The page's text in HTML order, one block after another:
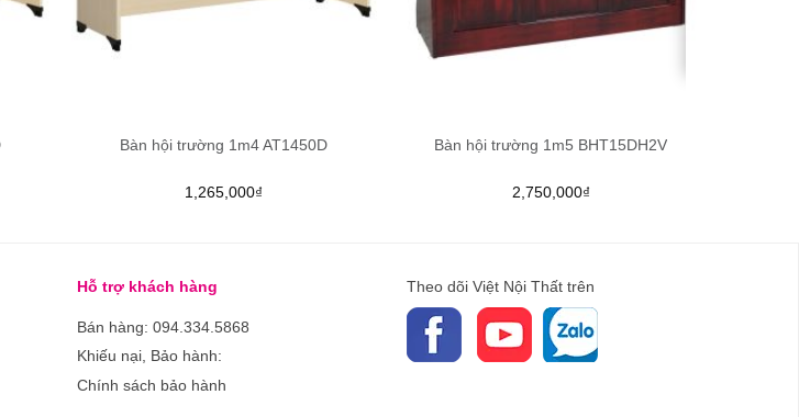
Bàn hội trường 1m4 AT1450D
1,265,000₫
Bàn hội trường 1m5 BHT15DH2V
2,750,000₫
Hỗ trợ khách hàng
Bán hàng: 094.334.5868
Khiếu nại, Bảo hành:
Chính sách bảo hành
Theo dõi Việt Nội Thất trên